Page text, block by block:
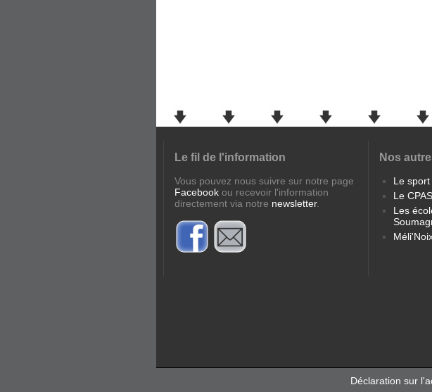
Le fil de l'information
Vous pouvez nous suivre sur notre page
Facebook ou recevoir l'information
directement via notre newsletter.
Nos
Le
Le
Les
Déclaration sur